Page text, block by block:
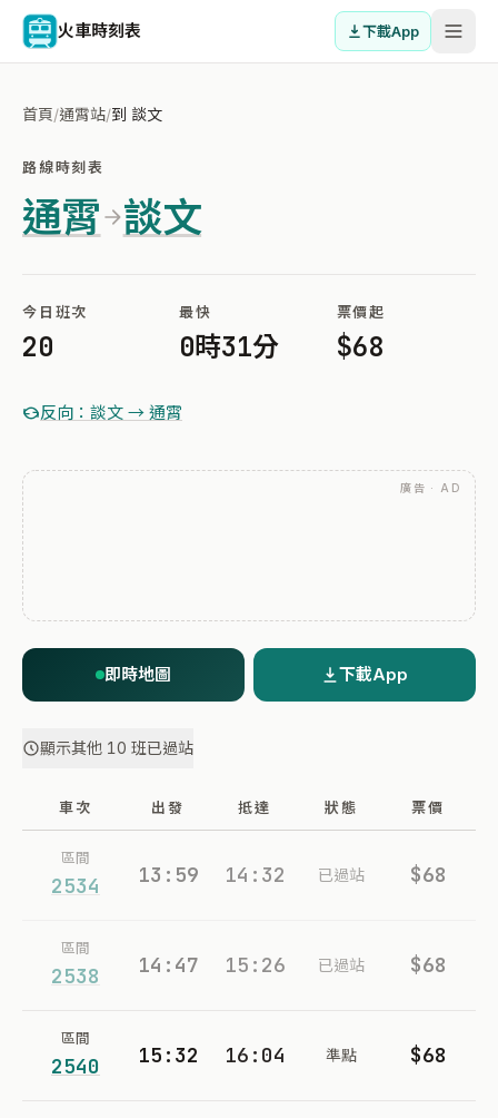
火車時刻表 下載App
首頁/通霄站/到 談文
路線時刻表
通霄 談文
今日班次
20
最快
0時31分
票價起
$68
反向：談文 → 通霄
廣告 · AD
即時地圖 下載App
顯示其他 10 班已過站
車次 出發 抵達 狀態 票價
區間
2534 13:59 14:32 已過站 $68
區間
2538 14:47 15:26 已過站 $68
區間
2540 15:32 16:04 準點 $68